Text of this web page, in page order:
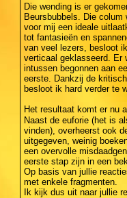
Die wending is er
Beursbubbels. Die colum
voor mij een ideale
tot fantasieën en
van veel lezers, besloot
verticaal geklasseerd. Er
intussen begonnen aan
eerste. Dankzij de
besloot ik hard verder te
Het resultaat komt er nu
Naast de euforie (het is
vinden), overheerst ook
uitgegeven, weinig
een overvolle
eerste stap zijn in een
Op basis van jullie
met enkele fragmenten.
Ik kijk dus uit naar jullie